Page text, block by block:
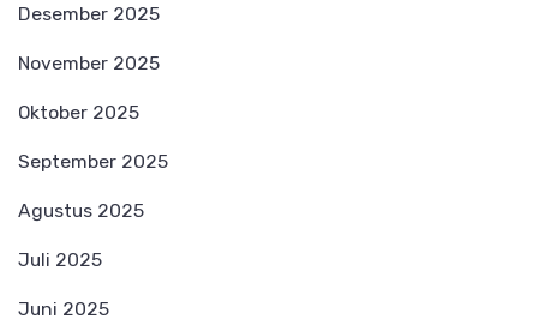
Desember 2025
November 2025
Oktober 2025
September 2025
Agustus 2025
Juli 2025
Juni 2025